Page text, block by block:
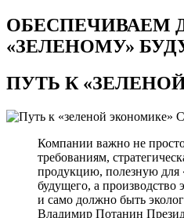
ОБЕСПЕЧИВАЕМ
«ЗЕЛЕНОМУ»
ПУТЬ К
Компании важно не
требованиям,
продукцию, полезную для
будущего, а производство
и само должно быть
Владимир Потанин